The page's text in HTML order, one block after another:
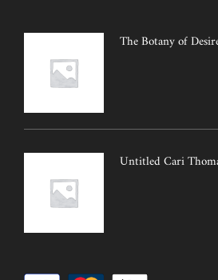
The Botany of
Untitled Cari